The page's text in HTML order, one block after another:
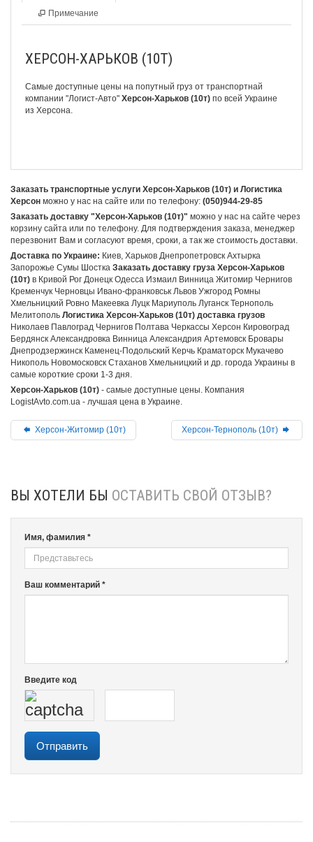
Примечание
ХЕРСОН-ХАРЬКОВ (10Т)
Самые доступные цены на попутный груз от транспортнай
компании "Логист-Авто" Херсон-Харьков (10т) по всей Украине
из Херсона.
Заказать транспортные услуги Херсон-Харьков (10т) и Логистика
Херсон можно у нас на сайте или по телефону: (050)944-29-85
Заказать доставку "Херсон-Харьков (10т)" можно у нас на сайте через
корзину сайта или по телефону. Для подтверждения заказа, менеджер
перезвонит Вам и согласуют время, сроки, а так же стоимость доставки.
Доставка по Украине: Киев, Харьков Днепропетровск Ахтырка
Запорожье Сумы Шостка Заказать доставку груза Херсон-Харьков
(10т) в Кривой Рог Донецк Одесса Измаил Винница Житомир Чернигов
Кременчук Черновцы Ивано-франковськ Львов Ужгород Ромны
Хмельницкий Ровно Макеевка Луцк Мариуполь Луганск Тернополь
Мелитополь Логистика Херсон-Харьков (10т) доставка грузов
Николаев Павлоград Чернигов Полтава Черкассы Херсон Кировоград
Бердянск Александровка Винница Александрия Артемовск Бровары
Днепродзержинск Каменец-Подольский Керчь Краматорск Мукачево
Никополь Новомосковск Стаханов Хмельницкий и др. города Украины в
самые короткие сроки 1-3 дня.
Херсон-Харьков (10т) - самые доступные цены. Компания
LogistAvto.com.ua - лучшая цена в Украине.
Херсон-Житомир (10т) Херсон-Тернополь (10т)
ВЫ ХОТЕЛИ БЫ ОСТАВИТЬ СВОЙ ОТЗЫВ?
Имя, фамилия *
Ваш комментарий *
Введите код